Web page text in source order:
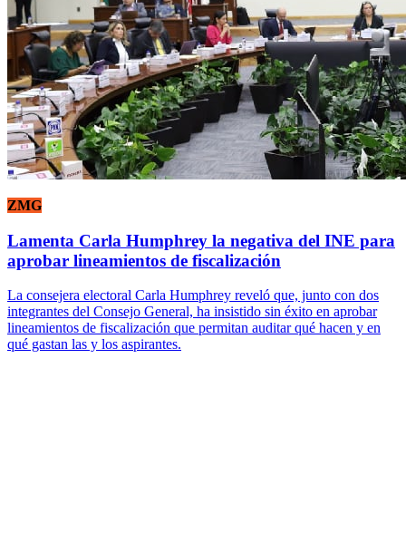
ZMG
Lamenta Carla Humphrey la negativa del INE para
aprobar lineamientos de fiscalización
La consejera electoral Carla Humphrey reveló que, junto con dos
integrantes del Consejo General, ha insistido sin éxito en aprobar
lineamientos de fiscalización que permitan auditar qué hacen y en
qué gastan las y los aspirantes.